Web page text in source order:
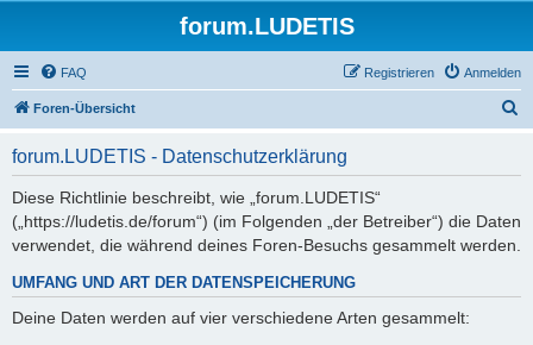
forum.LUDETIS
FAQ Anmelden
Registrieren
Foren-Übersicht
forum.LUDETIS - Datenschutzerklärung
Diese Richtlinie beschreibt, wie „forum.LUDETIS“
(„https://ludetis.de/forum“) (im Folgenden „der Betreiber“) die Daten
verwendet, die während deines Foren-Besuchs gesammelt werden.
UMFANG UND ART DER DATENSPEICHERUNG
Deine Daten werden auf vier verschiedene Arten gesammelt: